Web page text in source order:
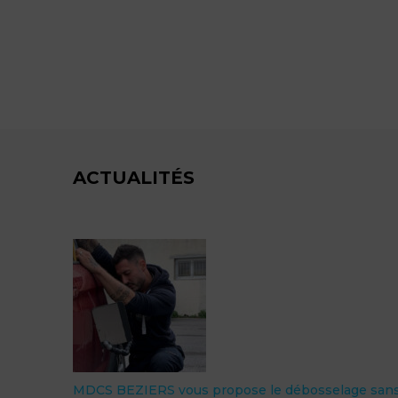
ACTUALITÉS
MDCS BEZIERS vous propose le débosselage